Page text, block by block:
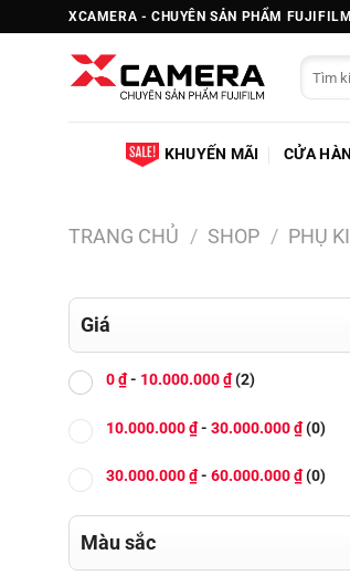
qua
XCAMERA - CHUYÊN SẢN PHẨM FUJIFILM
kiếm:
KHUYẾN MÃI CỬA
TRANG CHỦ / SHOP / PHỤ
Giá
0₫- 10.000.000₫(2)
10.000.000₫- 30.000.000₫(0)
30.000.000₫- 60.000.000₫(0)
Màu sắc